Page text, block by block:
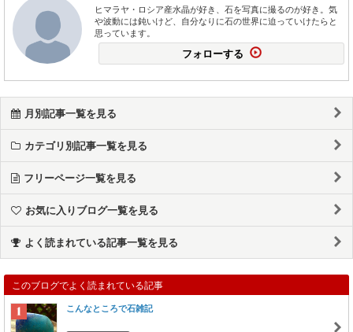
ヒマラヤ・ロシア産水晶が好き、石を写真に撮るのが好き。気
や波動には鈍いけど、自分なりに石の世界に迫っていけたらと
思っています。
フォローする
月別記事一覧を見る
カテゴリ別記事一覧を見る
フリーページ一覧を見る
お気に入りブログ一覧を見る
よく読まれている記事一覧を見る
このブログでよく読まれている記事
こんなところで石雑記